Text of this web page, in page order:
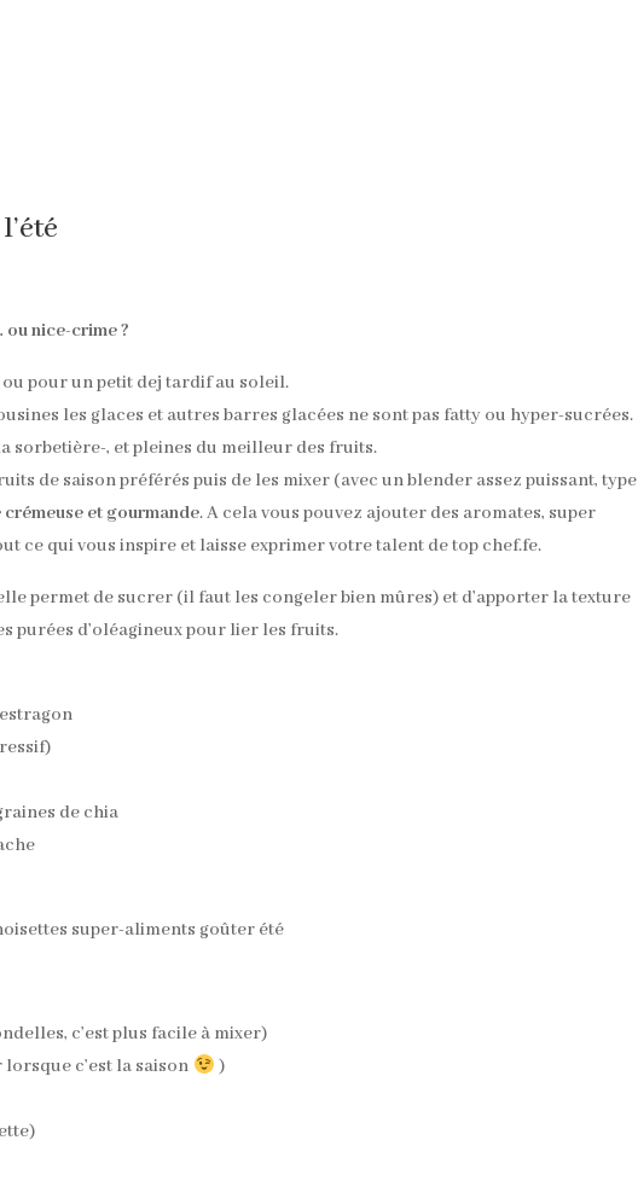
ou nice-crime ?
pour un petit dej tardif au soleil.
les glaces et autres barres glacées ne sont pas fatty ou hyper-sucrées.
sorbetière-, et pleines du meilleur des fruits.
de saison préférés puis de les mixer (avec un blender assez puissant, type
crémeuse et gourmande. A cela vous pouvez ajouter des aromates, super
ce qui vous inspire et laisse exprimer votre talent de top chef.fe.
permet de sucrer (il faut les congeler bien mûres) et d’apporter la texture
purées d’oléagineux pour lier les fruits.
de chia
c’est plus facile à mixer)
c’est la saison
)